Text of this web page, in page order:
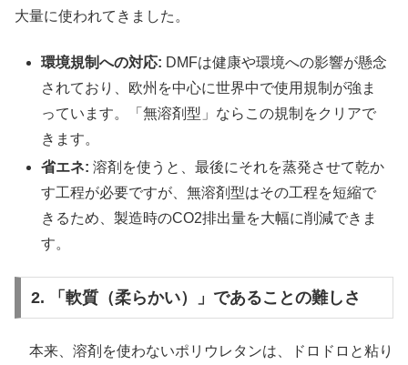
大量に使われてきました。
環境規制への対応: DMFは健康や環境への影響が懸念
されており、欧州を中心に世界中で使用規制が強ま
っています。「無溶剤型」ならこの規制をクリアで
きます。
省エネ: 溶剤を使うと、最後にそれを蒸発させて乾か
す工程が必要ですが、無溶剤型はその工程を短縮で
きるため、製造時のCO2排出量を大幅に削減できま
す。
2. 「軟質（柔らかい）」であることの難しさ
本来、溶剤を使わないポリウレタンは、ドロドロと粘り